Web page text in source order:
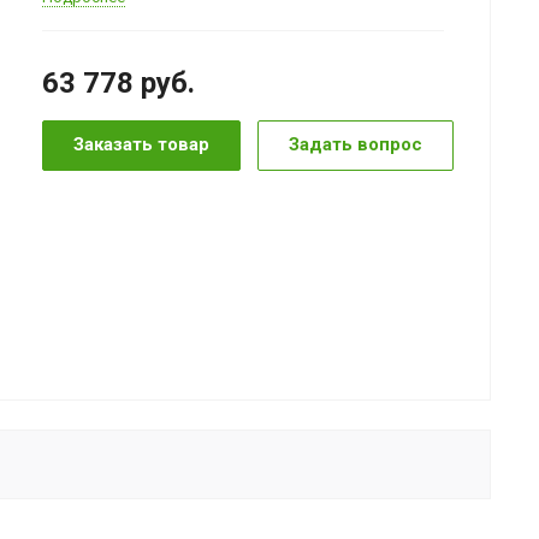
63 778 руб.
Заказать товар Задать вопрос